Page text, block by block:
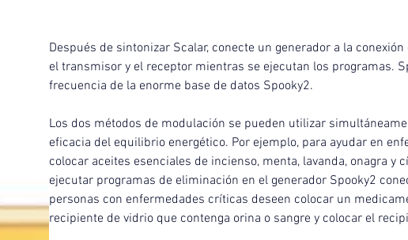
Después de sintonizar Scalar, conecte un generador a la
el transmisor y el receptor mientras se ejecutan los programas.
frecuencia de la enorme base de datos Spooky2.
Los dos métodos de modulación se pueden utilizar
eficacia del equilibrio energético. Por ejemplo, para ayudar en
colocar aceites esenciales de incienso, menta, lavanda, onagra y
ejecutar programas de eliminación en el generador Spooky2
personas con enfermedades críticas deseen colocar un
recipiente de vidrio que contenga orina o sangre y colocar el